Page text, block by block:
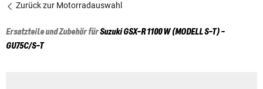
Zurück zur Motorradauswahl
Ersatzteile und Zubehör fürSuzukiGSX-R 1100 W (MODELL S-T) -
GU75C/S-T